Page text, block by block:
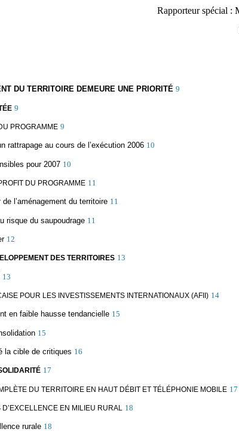
Rapporteur spécial :
DU TERRITOIRE DEMEURE UNE PRIORITÉ 9
9
PROGRAMME 9
rattrapage au cours de l’exécution 2006 10
pour 2007 10
DU PROGRAMME 11
l’aménagement du territoire 11
risque du saupoudrage 11
12
DES TERRITOIRES 13
13
POUR LES INVESTISSEMENTS INTERNATIONAUX (AFII) 14
en faible hausse tendancielle 15
15
la cible de critiques 16
17
DU TERRITOIRE EN HAUT DÉBIT ET TÉLÉPHONIE MOBILE 17
EN MILIEU RURAL 18
rurale 18